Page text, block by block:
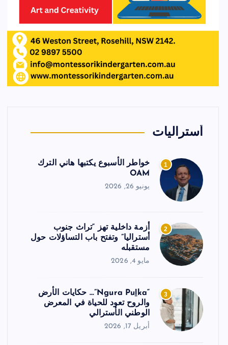
أستراليات
1
خواطر الأسبوع يكتبها هاني الترك
OAM
يونيو 26, 2026
2
أزمة داخلية تهز “تراث جنوب
أستراليا” وتفتح باب التساؤلات حول
مستقبله
مايو 4, 2026
3
“Ngura Puḻka”… حكايات الأرض
والروح تعود للحياة في المعرض
الوطني الأسترالي
أبريل 17, 2026